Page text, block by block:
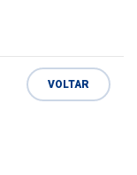
VOLTAR